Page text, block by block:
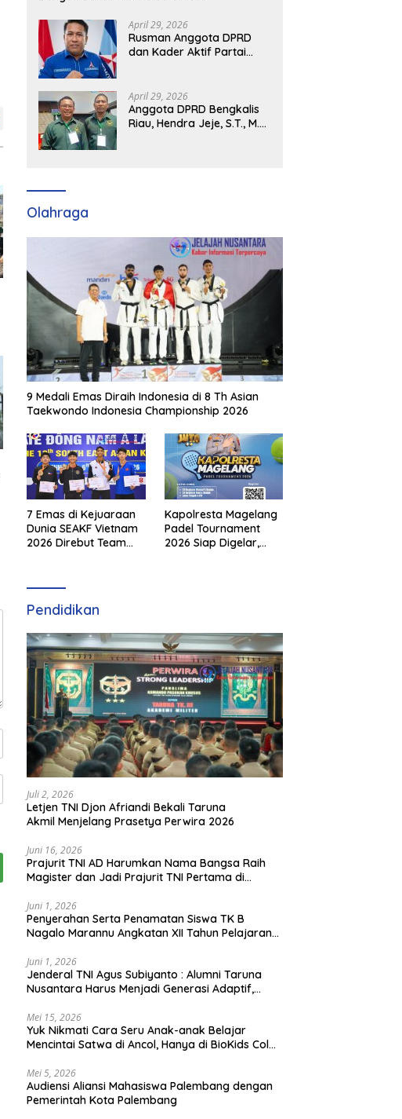
April 29, 2026
Rusman Anggota DPRD
dan Kader Aktif Partai
Cik Ujang Pimpin DPD
Partai Demokrat SumSel
April 29, 2026
Anggota DPRD Bengkalis
Riau, Hendra Jeje, S.T., M.M
Olahraga
9 Medali Emas Diraih Indonesia di 8 Th Asian
Taekwondo Indonesia Championship 2026
7 Emas di Kejuaraan
Dunia SEAKF Vietnam
2026 Direbut Team
Kapolresta Magelang
Padel Tournament
2026 Siap Digelar,
Pendidikan
Juli 2, 2026
Letjen TNI Djon Afriandi Bekali Taruna
Akmil Menjelang Prasetya Perwira 2026
Juni 16, 2026
Prajurit TNI AD Harumkan Nama Bangsa Raih
Magister dan Jadi Prajurit TNI Pertama di
Juni 1, 2026
Penyerahan Serta Penamatan Siswa TK B
Nagalo Marannu Angkatan XII Tahun Pelajaran
Juni 1, 2026
Jenderal TNI Agus Subiyanto : Alumni Taruna
Nusantara Harus Menjadi Generasi Adaptif,
Mei 15, 2026
Yuk Nikmati Cara Seru Anak-anak Belajar
Mencintai Satwa di Ancol, Hanya di BioKids Color
Mei 5, 2026
Audiensi Aliansi Mahasiswa Palembang dengan
Pemerintah Kota Palembang